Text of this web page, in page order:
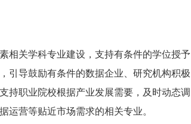
相关学科专业建设，支持有条件的学位授予
引导鼓励有条件的数据企业、研究机构积极
持职业院校根据产业发展需要，及时动态调
运营等贴近市场需求的相关专业。